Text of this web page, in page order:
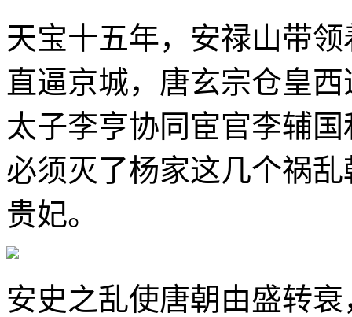
天宝十五年，安禄山带
直逼京城，唐玄宗仓皇
太子李亨协同宦官李辅
必须灭了杨家这几个祸
贵妃。
安史之乱使唐朝由盛转